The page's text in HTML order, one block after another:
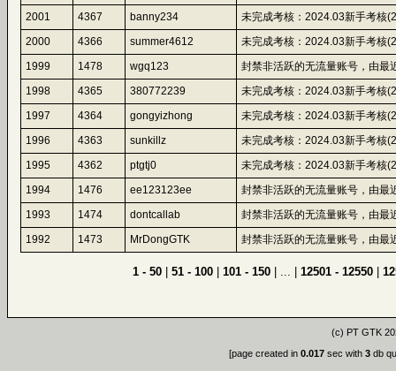
2001
4367 banny234
未完成考核：2024.03新手考核
2000
4366 summer4612
未完成考核：2024.03新手考核
1999
1478 wgq123
封禁非活跃的无流量账号，由最
1998
4365 380772239
未完成考核：2024.03新手考核
1997
4364 gongyizhong
未完成考核：2024.03新手考核
1996
4363 sunkillz
未完成考核：2024.03新手考核
1995
4362 ptgtj0
未完成考核：2024.03新手考核
1994
1476 ee123123ee
封禁非活跃的无流量账号，由最
1993
1474 dontcallab
封禁非活跃的无流量账号，由最
1992
1473 MrDongGTK 封禁非活跃的无流量账号，由最
1 - 50| 51 - 100| 101 - 150| ... | 12501 - 12550|
(c) PT GTK
[page created in 0.017 sec with 3db